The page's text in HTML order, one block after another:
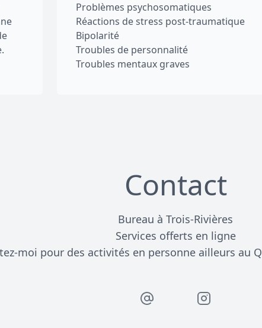
Problèmes psychosomatiques
Réactions de stress post-traumatique
Bipolarité
Troubles de personnalité
Troubles mentaux graves
Contact
Bureau à Trois-Rivières
Services offerts en ligne
moi pour des activités en personne ailleurs au